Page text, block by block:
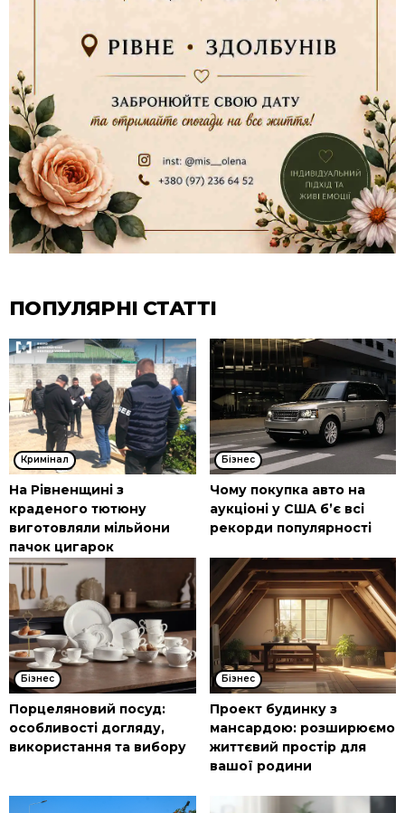
ПОПУЛЯРНІ СТАТТІ
Кримінал
На Рівненщині з
краденого тютюну
виготовляли мільйони
пачок цигарок
Бізнес
Чому покупка авто на
аукціоні у США б’є всі
рекорди популярності
Бізнес
Порцеляновий посуд:
особливості догляду,
використання та вибору
Бізнес
Проект будинку з
мансардою: розширюємо
життєвий простір для
вашої родини